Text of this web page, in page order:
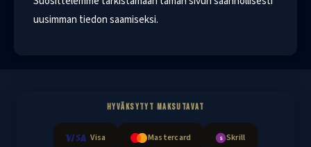
uusimman tiedon saamiseksi.
HYVÄKSYTYT MAKSUTAVAT
Visa Mastercard S Skrill